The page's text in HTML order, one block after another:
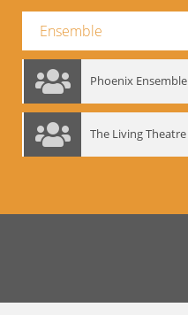
Ensemble
Phoenix Ensemble
The Living Theatre